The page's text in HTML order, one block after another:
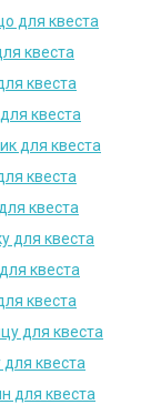
для квеста
квеста
квеста
квеста
для квеста
квеста
квеста
для квеста
квеста
квеста
для квеста
квеста
для квеста